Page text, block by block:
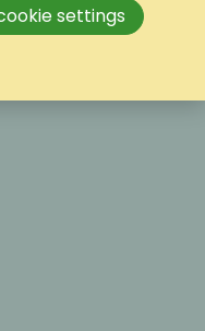
settings